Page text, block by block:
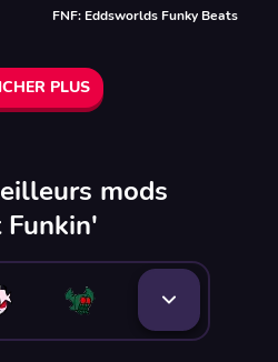
FNF: Eddsworlds Funky Beats
PLUS
mods